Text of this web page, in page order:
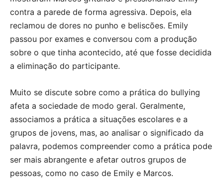
contra a parede de forma agressiva. Depois, ela
reclamou de dores no punho e beliscões. Emily
passou por exames e conversou com a produção
sobre o que tinha acontecido, até que fosse decidida
a eliminação do participante.
Muito se discute sobre como a prática do bullying
afeta a sociedade de modo geral. Geralmente,
associamos a prática a situações escolares e a
grupos de jovens, mas, ao analisar o significado da
palavra, podemos compreender como a prática pode
ser mais abrangente e afetar outros grupos de
pessoas, como no caso de Emily e Marcos.